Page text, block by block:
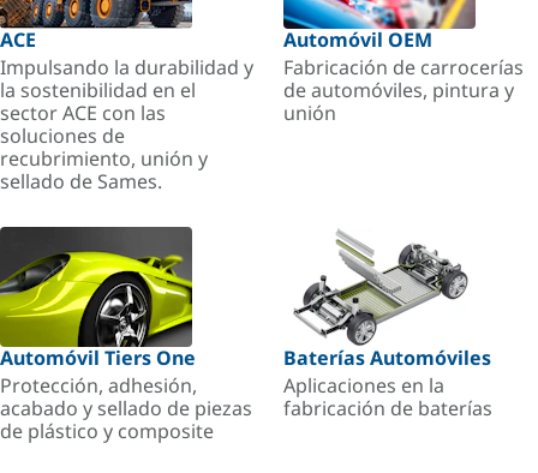
ACE
Impulsando la durabilidad y
la sostenibilidad en el
sector ACE con las
soluciones de
recubrimiento, unión y
sellado de Sames.
Automóvil OEM
Fabricación de carrocerías
de automóviles, pintura y
unión
Automóvil Tiers One
Protección, adhesión,
acabado y sellado de piezas
de plástico y composite
Baterías Automóviles
Aplicaciones en la
fabricación de baterías